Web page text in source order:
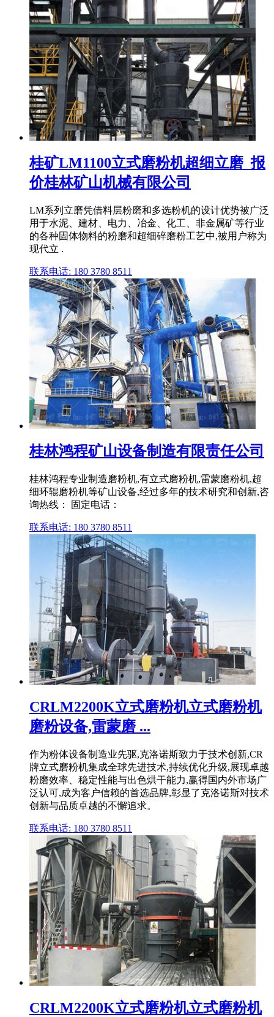
桂矿LM1100立式磨粉机超细立磨_报
价桂林矿山机械有限公司
LM系列立磨凭借料层粉磨和多选粉机的设计优势被广泛
用于水泥、建材、电力、冶金、化工、非金属矿等行业
的各种固体物料的粉磨和超细碎磨粉工艺中,被用户称为
现代立 .
联系电话: 180 3780 8511
桂林鸿程矿山设备制造有限责任公司
桂林鸿程专业制造磨粉机,有立式磨粉机,雷蒙磨粉机,超
细环辊磨粉机等矿山设备,经过多年的技术研究和创新,咨
询热线： 固定电话：
联系电话: 180 3780 8511
CRLM2200K立式磨粉机立式磨粉机
磨粉设备,雷蒙磨 ...
作为粉体设备制造业先驱,克洛诺斯致力于技术创新,CR
牌立式磨粉机集成全球先进技术,持续优化升级,展现卓越
粉磨效率、稳定性能与出色烘干能力,赢得国内外市场广
泛认可,成为客户信赖的首选品牌,彰显了克洛诺斯对技术
创新与品质卓越的不懈追求。
联系电话: 180 3780 8511
CRLM2200K立式磨粉机立式磨粉机